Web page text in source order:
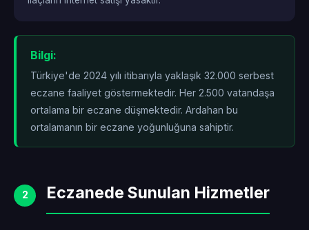
Bilgi:
Türkiye'de 2024 yılı itibarıyla yaklaşık 32.000 serbest
eczane faaliyet göstermektedir. Her 2.500 vatandaşa
ortalama bir eczane düşmektedir. Ardahan bu
ortalamanın bir eczane yoğunluğuna sahiptir.
2 Eczanede Sunulan Hizmetler